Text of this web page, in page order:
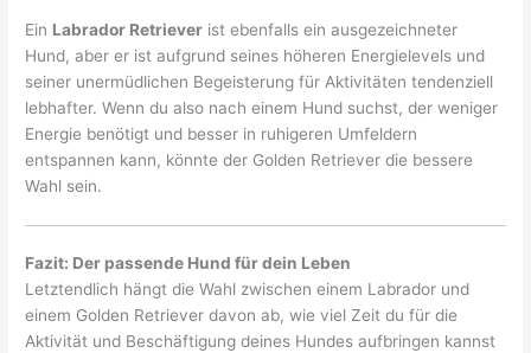
Ein Labrador Retriever ist ebenfalls ein ausgezeichneter
Hund, aber er ist aufgrund seines höheren Energielevels und
seiner unermüdlichen Begeisterung für Aktivitäten tendenziell
lebhafter. Wenn du also nach einem Hund suchst, der weniger
Energie benötigt und besser in ruhigeren Umfeldern
entspannen kann, könnte der Golden Retriever die bessere
Wahl sein.
Fazit: Der passende Hund für dein Leben
Letztendlich hängt die Wahl zwischen einem Labrador und
einem Golden Retriever davon ab, wie viel Zeit du für die
Aktivität und Beschäftigung deines Hundes aufbringen kannst